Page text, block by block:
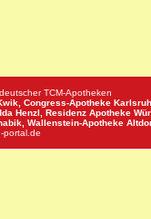
TCM-Apotheken
Congress-Apotheke
Henzl, Residenz Apotheke
Wallenstein-Apotheke
portal.de